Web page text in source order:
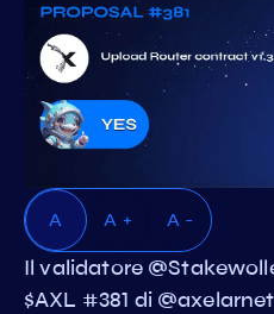
A A + A -
Il validatore
$AXL #381 di